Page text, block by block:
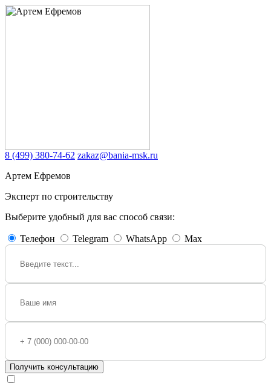
8 (499) 380-74-62 zakaz@bania-msk.ru
Артем Ефремов
Эксперт по строительству
Выберите удобный для вас способ связи:
Телефон Telegram WhatsApp Max
Получить консультацию